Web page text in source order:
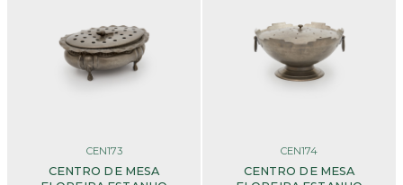
CEN173
CENTRO DE MESA
CEN174
CENTRO DE MESA